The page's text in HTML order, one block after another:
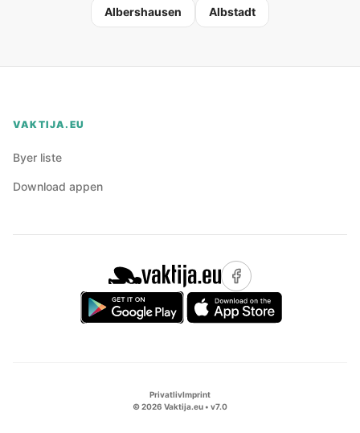
Albershausen Albstadt
VAKTIJA.EU
Byer liste
Download appen
PrivatlivImprint
©2026 Vaktija.eu • v7.0